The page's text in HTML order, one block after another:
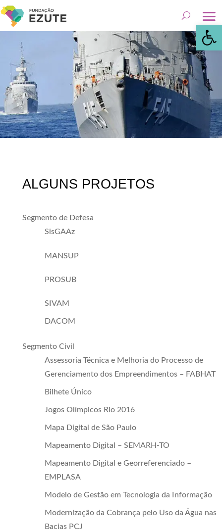
ALGUNS PROJETOS
Segmento de Defesa
SisGAAz
MANSUP
PROSUB
SIVAM
DACOM
Segmento Civil
Assessoria Técnica e Melhoria do Processo de
Gerenciamento dos Empreendimentos – FABHAT
Bilhete Único
Jogos Olímpicos Rio 2016
Mapa Digital de São Paulo
Mapeamento Digital – SEMARH-TO
Mapeamento Digital e Georreferenciado –
EMPLASA
Modelo de Gestão em Tecnologia da Informação
Modernização da Cobrança pelo Uso da Água nas
Bacias PCJ
Abrir